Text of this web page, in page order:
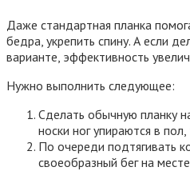
Даже стандартная планка
бедра, укрепить спину. А если
варианте, эффективность
Нужно выполнить следующее:
Сделать обычную планку
носки ног упираются в
По очереди подтягивать
своеобразный бег на